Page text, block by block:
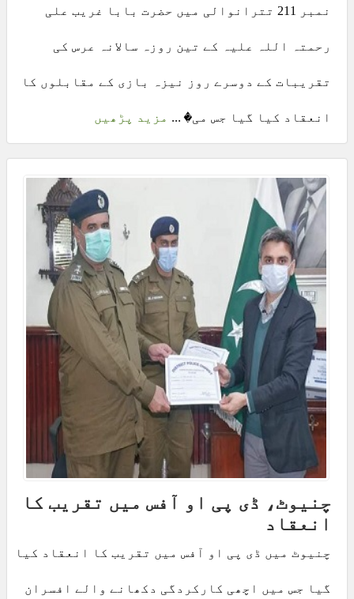
نمبر 211 تترانوالی میں حضرت بابا غریب علی
رحمتہ اللہ علیہ کے تین روزہ سالانہ عرس کی
تقریبات کے دوسرے روز نیزہ بازی کے مقابلوں کا
انعقاد کیا گیا جس می� ... مزید پڑھیں
چنیوٹ، ڈی پی او آفس میں تقریب کا
انعقاد
چنیوٹ میں ڈی پی او آفس میں تقریب کا انعقاد کیا
گیا جس میں اچھی کارکردگی دکھانے والے افسران